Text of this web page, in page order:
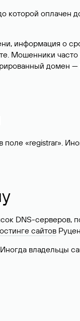
оплачен
информация о
Мошенники
домен
«registrar».
DNS-
сайтов
владельцы